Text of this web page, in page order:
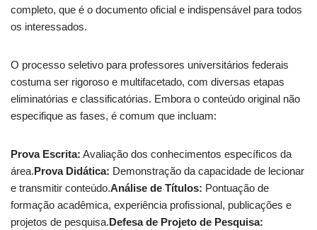
completo, que é o documento oficial e indispensável para todos
os interessados.
O processo seletivo para professores universitários federais
costuma ser rigoroso e multifacetado, com diversas etapas
eliminatórias e classificatórias. Embora o conteúdo original não
especifique as fases, é comum que incluam:
Prova Escrita: Avaliação dos conhecimentos específicos da
área.Prova Didática: Demonstração da capacidade de lecionar
e transmitir conteúdo.Análise de Títulos: Pontuação de
formação acadêmica, experiência profissional, publicações e
projetos de pesquisa.Defesa de Projeto de Pesquisa: